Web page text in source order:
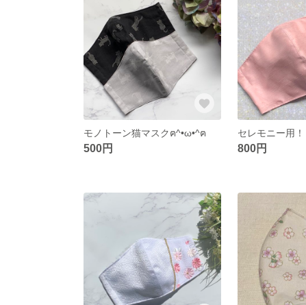
モノトーン猫マスクฅ^•ω•^ฅ
500円 800円